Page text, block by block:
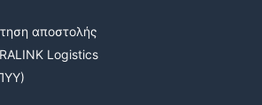
αποστολής
Logistics